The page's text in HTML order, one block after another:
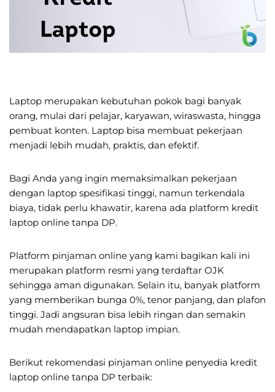
Laptop merupakan kebutuhan pokok bagi banyak
orang, mulai dari pelajar, karyawan, wiraswasta, hingga
pembuat konten. Laptop bisa membuat pekerjaan
menjadi lebih mudah, praktis, dan efektif.
Bagi Anda yang ingin memaksimalkan pekerjaan
dengan laptop spesifikasi tinggi, namun terkendala
biaya, tidak perlu khawatir, karena ada platform kredit
laptop online tanpa DP.
Platform pinjaman online yang kami bagikan kali ini
merupakan platform resmi yang terdaftar OJK
sehingga aman digunakan. Selain itu, banyak platform
yang memberikan bunga 0%, tenor panjang, dan plafon
tinggi. Jadi angsuran bisa lebih ringan dan semakin
mudah mendapatkan laptop impian.
Berikut rekomendasi pinjaman online penyedia kredit
laptop online tanpa DP terbaik: